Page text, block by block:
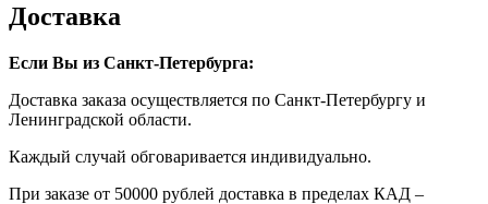
Доставка
Если Вы из Санкт-Петербурга:
Доставка заказа осуществляется по Санкт-Петербургу и
Ленинградской области.
Каждый случай обговаривается индивидуально.
При заказе от 50000 рублей доставка в пределах КАД –